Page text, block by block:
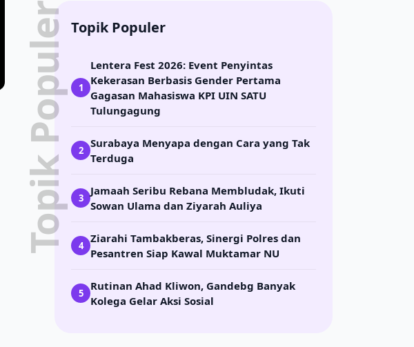
Topik PopulerTopik Populer
1
Lentera Fest 2026: Event Penyintas
Kekerasan Berbasis Gender Pertama
Gagasan Mahasiswa KPI UIN SATU
Tulungagung
2
Surabaya Menyapa dengan Cara yang Tak
Terduga
3
Jamaah Seribu Rebana Membludak, Ikuti
Sowan Ulama dan Ziyarah Auliya
4
Ziarahi Tambakberas, Sinergi Polres dan
Pesantren Siap Kawal Muktamar NU
5
Rutinan Ahad Kliwon, Gandebg Banyak
Kolega Gelar Aksi Sosial